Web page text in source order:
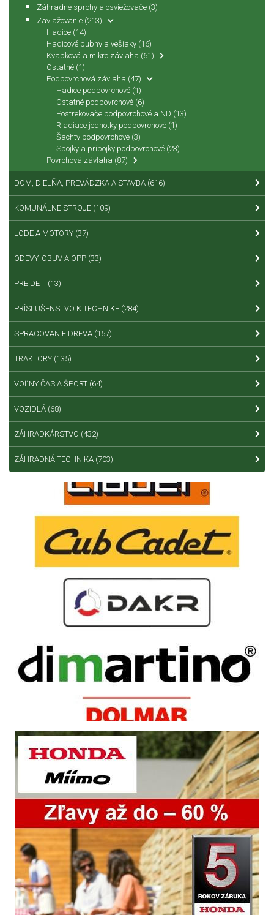
Záhradné sprchy a osviežovače (3)
Zavlažovanie (213)
Hadice (14)
Hadicové bubny a vešiaky (16)
Kvapková a mikro závlaha (61)
Ostatné (1)
Podpovrchová závlaha (47)
Hadice podpovrchové (1)
Ostatné podpovrchové (6)
Postrekovače podpovrchové a ND (13)
Riadiace jednotky podpovrchové (1)
Šachty podpovrchové (3)
Spojky a prípojky podpovrchové (23)
Povrchová závlaha (87)
DOM, DIELŇA, PREVÁDZKA A STAVBA (616)
KOMUNÁLNE STROJE (109)
LODE A MOTORY (37)
ODEVY, OBUV A OPP (33)
PRE DETI (13)
PRÍSLUŠENSTVO K TECHNIKE (284)
SPRACOVANIE DREVA (157)
TRAKTORY (135)
VOĽNÝ ČAS A ŠPORT (64)
VOZIDLÁ (68)
ZÁHRADKÁRSTVO (432)
ZÁHRADNÁ TECHNIKA (703)